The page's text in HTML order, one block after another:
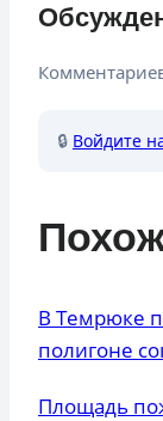
🔒 Войдите
В Темрюке
полигоне
Площадь